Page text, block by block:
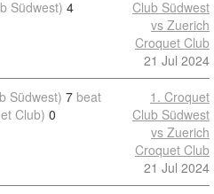
Südwest) 4
Club Südwest
vs Zuerich
Croquet Club
21 Jul 2024
Südwest) 7 beat
Club) 0
1. Croquet
Club Südwest
vs Zuerich
Croquet Club
21 Jul 2024